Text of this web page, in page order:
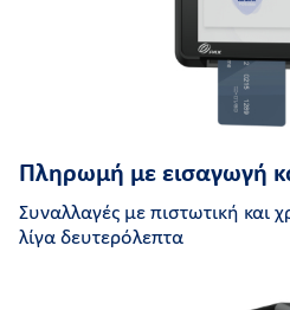
Πληρωμή με εισαγωγή
Συναλλαγές με πιστωτική και
λίγα δευτερόλεπτα